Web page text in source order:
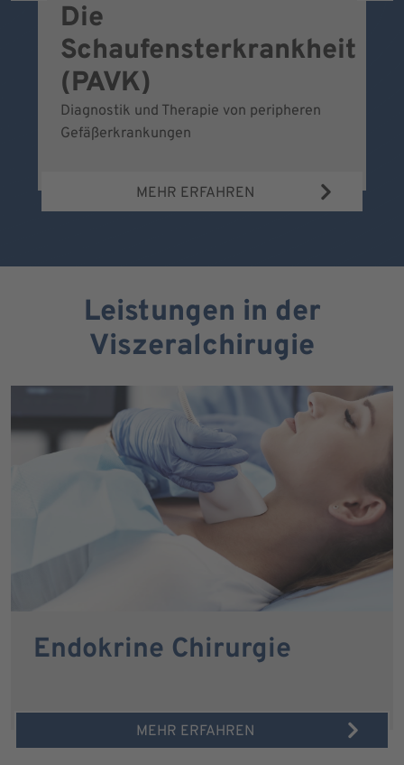
Die
Schaufensterkrankheit
(PAVK)
Diagnostik und Therapie von peripheren
Gefäßerkrankungen
MEHR ERFAHREN
Leistungen in der
Viszeralchirugie
Endokrine Chirurgie
MEHR ERFAHREN